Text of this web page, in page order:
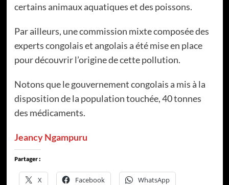
certains animaux aquatiques et des poissons.
Par ailleurs, une commission mixte composée des
experts congolais et angolais a été mise en place
pour découvrir l’origine de cette pollution.
Notons que le gouvernement congolais a mis à la
disposition de la population touchée, 40 tonnes
des médicaments.
Jeancy Ngampuru
Partager :
X Facebook WhatsApp